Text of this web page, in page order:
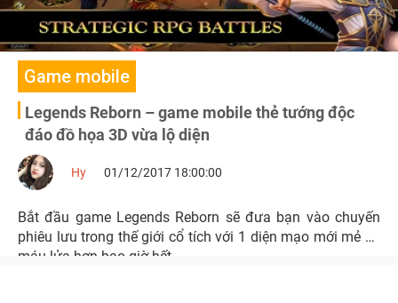
Game mobile
Legends Reborn – game mobile thẻ tướng độc
đáo đồ họa 3D vừa lộ diện
Hy 01/12/2017 18:00:00
Bắt đầu game Legends Reborn sẽ đưa bạn vào chuyến
phiêu lưu trong thế giới cổ tích với 1 diện mạo mới mẻ và
máu lửa hơn bao giờ hết.